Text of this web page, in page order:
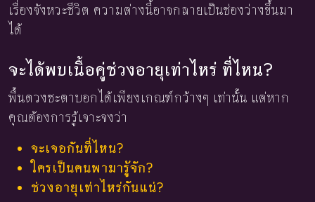
เรื่องจังหวะชีวิต ความต่างนี้อาจกลายเป็นช่องว่างขึ้นมา
ได้
จะได้พบเนื้อคู่ช่วงอายุเท่าไหร่ ที่ไหน?
พื้นดวงชะตาบอกได้เพียงเกณฑ์กว้างๆ เท่านั้น แต่หาก
คุณต้องการรู้เจาะจงว่า
จะเจอกันที่ไหน?
ใครเป็นคนพามารู้จัก?
ช่วงอายุเท่าไหร่กันแน่?